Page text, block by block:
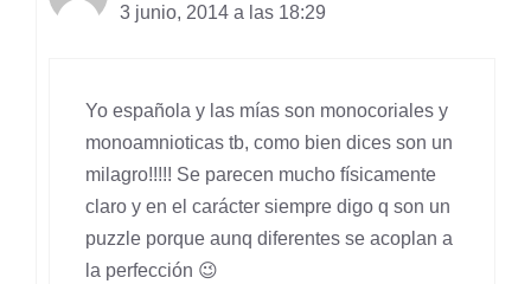
3 junio, 2014 a las 18:29
Yo española y las mías son monocoriales y
monoamnioticas tb, como bien dices son un
milagro!!!!! Se parecen mucho físicamente
claro y en el carácter siempre digo q son un
puzzle porque aunq diferentes se acoplan a
la perfección 😉